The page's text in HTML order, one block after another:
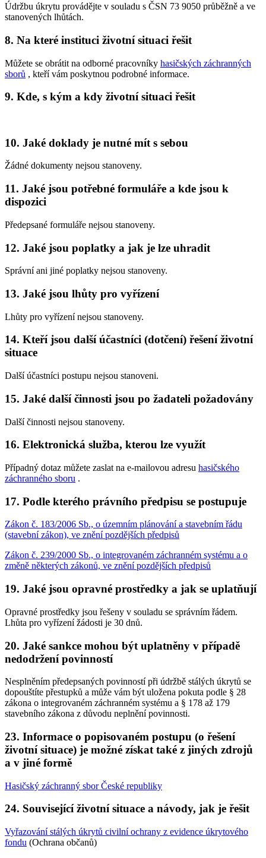
Údržbu úkrytu provádějte v souladu s ČSN 73 9050 průběžně a ve
stanovených lhůtách.
8. Na které instituci životní situaci řešit
Můžete se obrátit na odborné pracovníky hasičských záchranných
sborů , kteří vám poskytnou podrobné informace.
9. Kde, s kým a kdy životní situaci řešit
10. Jaké doklady je nutné mít s sebou
Žádné dokumenty nejsou stanoveny.
11. Jaké jsou potřebné formuláře a kde jsou k
dispozici
Předepsané formuláře nejsou stanoveny.
12. Jaké jsou poplatky a jak je lze uhradit
Správní ani jiné poplatky nejsou stanoveny.
13. Jaké jsou lhůty pro vyřízení
Lhůty pro vyřízení nejsou stanoveny.
14. Kteří jsou další účastníci (dotčení) řešení životní
situace
Další účastníci postupu nejsou stanoveni.
15. Jaké další činnosti jsou po žadateli požadovány
Další činnosti nejsou stanoveny.
16. Elektronická služba, kterou lze využít
Případný dotaz můžete zaslat na e-mailovou adresu hasičského
záchranného sboru .
17. Podle kterého právního předpisu se postupuje
Zákon č. 183/2006 Sb., o územním plánování a stavebním řádu
(stavební zákon), ve znění pozdějších předpisů
Zákon č. 239/2000 Sb., o integrovaném záchranném systému a o
změně některých zákonů, ve znění pozdějších předpisů
19. Jaké jsou opravné prostředky a jak se uplatňují
Opravné prostředky jsou řešeny v souladu se správním řádem.
Lhůta pro vyřízení žádosti je 30 dnů.
20. Jaké sankce mohou být uplatněny v případě
nedodržení povinností
Nesplněním předepsaných povinností při údržbě stálých úkrytů se
dopouštíte přestupků a může vám být uložena pokuta podle § 28
zákona o integrovaném záchranném systému a § 178 až 179
stavebního zákona z důvodu neplnění povinnosti.
23. Informace o popisovaném postupu (o řešení
životní situace) je možné získat také z jiných zdrojů
a v jiné formě
Hasičský záchranný sbor České republiky
24. Související životní situace a návody, jak je řešit
Vyřazování stálých úkrytů civilní ochrany z evidence úkrytového
fondu (Ochrana občanů)